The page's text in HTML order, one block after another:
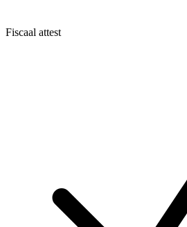
Fiscaal attest